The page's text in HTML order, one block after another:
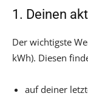
1. Deinen
Der wichtigste
kWh). Diesen
auf deiner